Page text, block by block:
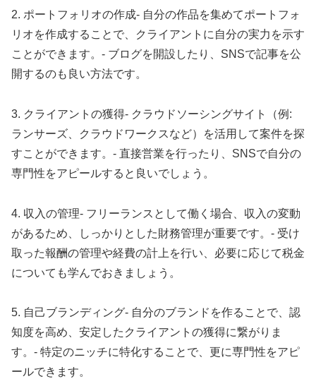
2. ポートフォリオの作成- 自分の作品を集めてポートフォ
リオを作成することで、クライアントに自分の実力を示す
ことができます。- ブログを開設したり、SNSで記事を公
開するのも良い方法です。
3. クライアントの獲得- クラウドソーシングサイト（例:
ランサーズ、クラウドワークスなど）を活用して案件を探
すことができます。- 直接営業を行ったり、SNSで自分の
専門性をアピールすると良いでしょう。
4. 収入の管理- フリーランスとして働く場合、収入の変動
があるため、しっかりとした財務管理が重要です。- 受け
取った報酬の管理や経費の計上を行い、必要に応じて税金
についても学んでおきましょう。
5. 自己ブランディング- 自分のブランドを作ることで、認
知度を高め、安定したクライアントの獲得に繋がりま
す。- 特定のニッチに特化することで、更に専門性をアピ
ールできます。